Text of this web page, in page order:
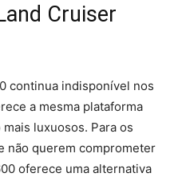
Cruiser
continua indisponível nos
a mesma plataforma
luxuosos. Para os
não querem comprometer
oferece uma alternativa